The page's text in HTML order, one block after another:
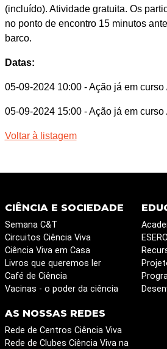
(incluído). Atividade gratuita. Os
no ponto de encontro 15 minutos
barco.
Datas:
05-09-2024 10:00 - Ação já em curso
05-09-2024 15:00 - Ação já em curso
Voltar à listagem
CIÊNCIA E SOCIEDADE
Semana C&T
Circuitos Ciência Viva
Ciência Viva em Casa
Livros que queremos ler
Café de Ciência
Vacinas - o poder da ciência
ESERO
AS NOSSAS REDES
Rede de Centros Ciência Viva
Rede de Clubes Ciência Viva na